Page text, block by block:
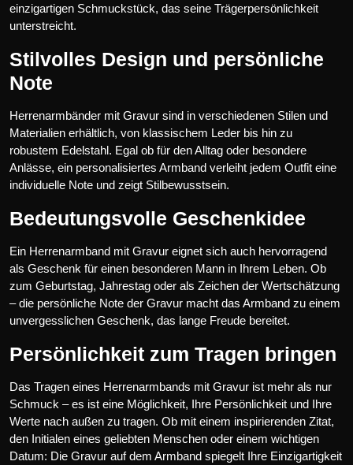
einzigartigen Schmuckstück, das seine Trägerpersönlichkeit
unterstreicht.
Stilvolles Design und persönliche
Note
Herrenarmbänder mit Gravur sind in verschiedenen Stilen und
Materialien erhältlich, von klassischem Leder bis hin zu
robustem Edelstahl. Egal ob für den Alltag oder besondere
Anlässe, ein personalisiertes Armband verleiht jedem Outfit eine
individuelle Note und zeigt Stilbewusstsein.
Bedeutungsvolle Geschenkidee
Ein Herrenarmband mit Gravur eignet sich auch hervorragend
als Geschenk für einen besonderen Mann in Ihrem Leben. Ob
zum Geburtstag, Jahrestag oder als Zeichen der Wertschätzung
– die persönliche Note der Gravur macht das Armband zu einem
unvergesslichen Geschenk, das lange Freude bereitet.
Persönlichkeit zum Tragen bringen
Das Tragen eines Herrenarmbands mit Gravur ist mehr als nur
Schmuck – es ist eine Möglichkeit, Ihre Persönlichkeit und Ihre
Werte nach außen zu tragen. Ob mit einem inspirierenden Zitat,
den Initialen eines geliebten Menschen oder einem wichtigen
Datum: Die Gravur auf dem Armband spiegelt Ihre Einzigartigkeit